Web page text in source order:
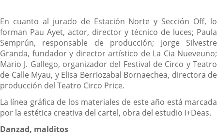
En cuanto al jurado de Estación Norte y Sección Off, lo
forman Pau Ayet, actor, director y técnico de luces; Paula
Semprún, responsable de producción; Jorge Silvestre
Granda, fundador y director artístico de La Cia Nueveuno;
Mario J. Gallego, organizador del Festival de Circo y Teatro
de Calle Myau, y Elisa Berriozabal Bornaechea, directora de
producción del Teatro Circo Price.
La línea gráfica de los materiales de este año está marcada
por la estética creativa del cartel, obra del estudio I+Deas.
Danzad, malditos